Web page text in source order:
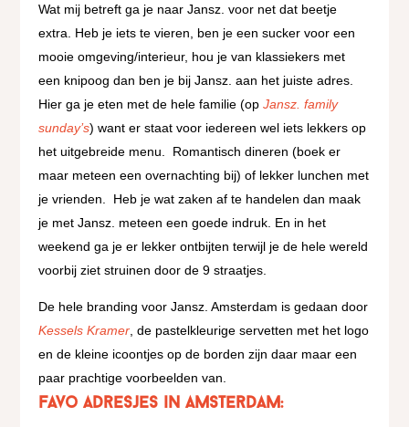
Wat mij betreft ga je naar Jansz. voor net dat beetje
extra. Heb je iets te vieren, ben je een sucker voor een
mooie omgeving/interieur, hou je van klassiekers met
een knipoog dan ben je bij Jansz. aan het juiste adres.
Hier ga je eten met de hele familie (opJansz. family
sunday’s) want er staat voor iedereen wel iets lekkers op
het uitgebreide menu. Romantisch dineren (boek er
maar meteen een overnachting bij) of lekker lunchen met
je vrienden. Heb je wat zaken af te handelen dan maak
je met Jansz. meteen een goede indruk. En in het
weekend ga je er lekker ontbijten terwijl je de hele wereld
voorbij ziet struinen door de 9 straatjes.
De hele branding voor Jansz. Amsterdam is gedaan door
Kessels Kramer , de pastelkleurige servetten met het logo
en de kleine icoontjes op de borden zijn daar maar een
paar prachtige voorbeelden van.
Favo adresjes in Amsterdam: